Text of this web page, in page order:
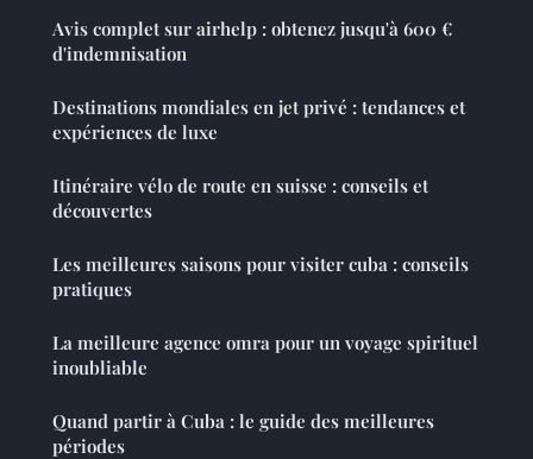
Avis complet sur airhelp : obtenez jusqu'à 600 €
d'indemnisation
Destinations mondiales en jet privé : tendances et
expériences de luxe
Itinéraire vélo de route en suisse : conseils et
découvertes
Les meilleures saisons pour visiter cuba : conseils
pratiques
La meilleure agence omra pour un voyage spirituel
inoubliable
Quand partir à Cuba : le guide des meilleures
périodes